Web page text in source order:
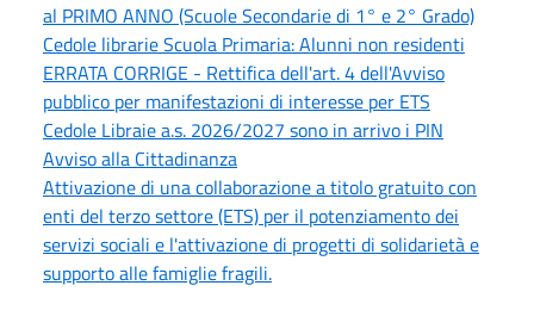
al PRIMO ANNO (Scuole Secondarie di 1° e 2° Grado)
Cedole librarie Scuola Primaria: Alunni non residenti
ERRATA CORRIGE - Rettifica dell'art. 4 dell'Avviso
pubblico per manifestazioni di interesse per ETS
Cedole Libraie a.s. 2026/2027 sono in arrivo i PIN
Avviso alla Cittadinanza
Attivazione di una collaborazione a titolo gratuito con
enti del terzo settore (ETS) per il potenziamento dei
servizi sociali e l'attivazione di progetti di solidarietà e
supporto alle famiglie fragili.